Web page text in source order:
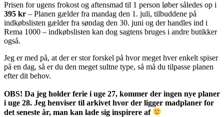
Prisen for ugens frokost og aftensmad til 1 person løber således op i
395 kr – Planen gælder fra mandag den 1. juli, tilbuddene på
indkøbslisten gælder fra søndag den 30. juni og der handles ind i
Rema 1000 – indkøbslisten kan dog sagtens bruges i andre butikker
også.
Jeg er med på, at der er stor forskel på hvor meget hver enkelt spiser
på en dag, så er du den meget sultne type, så må du tilpasse planen
efter dit behov.
OBS! Da jeg holder ferie i uge 27, kommer der ingen nye planer
i uge 28. Jeg henviser til arkivet hvor der ligger madplaner for
det seneste år, man kan lade sig inspirere af